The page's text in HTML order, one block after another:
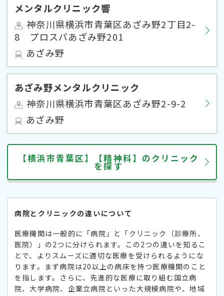
メンタルクリニック響
神奈川県横浜市青葉区あざみ野2丁目2-
8 プロスパあざみ野201
あざみ野
あざみ野メンタルクリニック
神奈川県横浜市青葉区あざみ野2-9-2
あざみ野
【横浜市青葉区】【精神科】のクリニック
を探す
病院とクリニックの違いについて
医療機関は一般的に「病院」と「クリニック（診療所、
医院）」の2つに分けられます。この2つの違いを知るこ
とで、よりスムーズに適切な医療を受けられるようにな
ります。まず病院は20以上の病床を持つ医療機関のこと
を指します。さらに、先進的な医療に取り組む国立病
院、大学病院、企業立病院といった大規模病院や、地域